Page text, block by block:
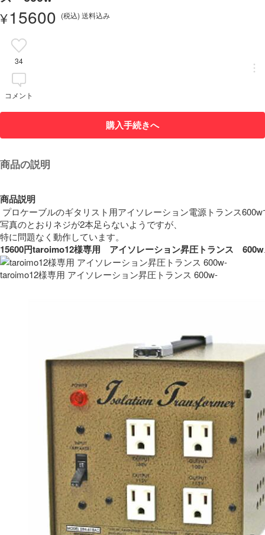
¥15600 (税込) 送料込み
34
コメント
購入手続きへ
商品の説明
商品説明
プロケーブルのギタリスト用アイソレーション電源トランス
写真のとおりネジが2本足らないようですが、
15600円taroimo12様専用　アイソレーション昇圧トランス　
taroimo12様専用 アイソレーション昇圧トランス 600w-